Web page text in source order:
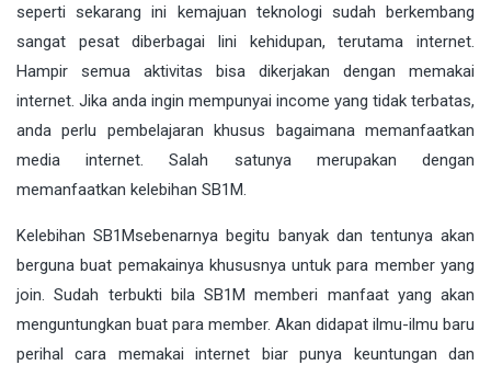
seperti sekarang ini kemajuan teknologi sudah berkembang
sangat pesat diberbagai lini kehidupan, terutama internet.
Hampir semua aktivitas bisa dikerjakan dengan memakai
internet. Jika anda ingin mempunyai income yang tidak terbatas,
anda perlu pembelajaran khusus bagaimana memanfaatkan
media internet. Salah satunya merupakan dengan
memanfaatkan kelebihan SB1M
KelebihanSB1Msebenarnya begitu banyak dan tentunya akan
berguna buat pemakainya khususnya untuk para member yang
join. Sudah terbukti bila SB1M memberi manfaat yang akan
menguntungkan buat para member. Akan didapat ilmu-ilmu baru
perihal cara memakai internet biar punya keuntungan dan